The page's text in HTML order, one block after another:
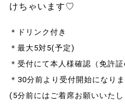
けちゃいます♡
＊ドリンク付き
＊最大5対5(予定)
＊受付にて本人様確認（免許
＊30分前より受付開始になりま
(5分前にはご着席お願いいた